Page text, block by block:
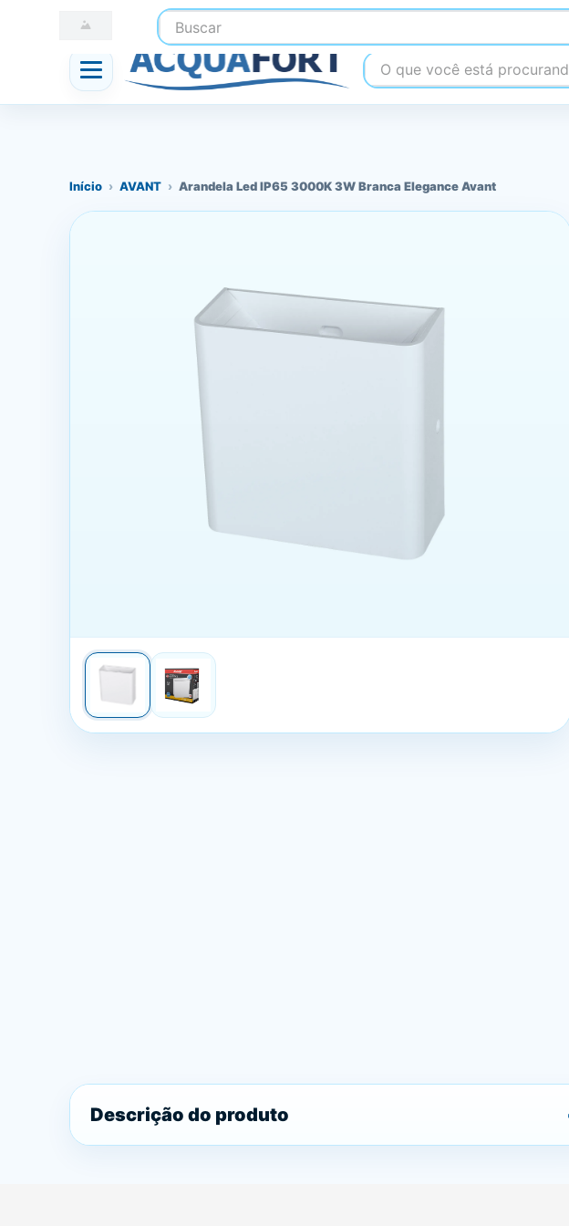
Buscar
☎ (41) 3247-1199
O que você está procurando?
Início › AVANT › Arandela Led IP65 3000K 3W Branca Elegance Avant
Descrição do produto